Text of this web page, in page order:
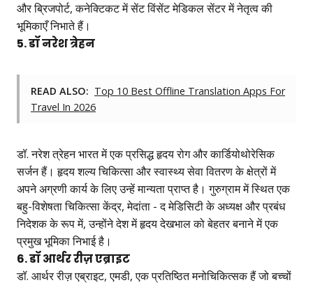
और ब्रिजपोर्ट, कनेक्टिकट में सेंट विंसेंट मेडिकल सेंटर में नेतृत्व की
भूमिकाएँ निभाते हैं।
5. डॉ नरेश त्रेहन
READ ALSO: Top 10 Best Offline Translation Apps For
Travel In 2026
डॉ. नरेश त्रेहन भारत में एक प्रसिद्ध हृदय रोग और कार्डियोथोरेसिक
सर्जन हैं। हृदय शल्य चिकित्सा और स्वास्थ्य सेवा वितरण के क्षेत्रों में
अपने अग्रणी कार्य के लिए उन्हें मान्यता प्राप्त है। गुरुग्राम में स्थित एक
बहु-विशेषता चिकित्सा केंद्र, मेदांता - द मेडिसिटी के अध्यक्ष और प्रबंध
निदेशक के रूप में, उन्होंने देश में हृदय देखभाल को बेहतर बनाने में एक
प्रमुख भूमिका निभाई है।
6. डॉ आर्थर रीज़ एब्राइट
डॉ. आर्थर रीज़ एब्राइट, एमडी, एक प्रतिष्ठित मनोचिकित्सक हैं जो बच्चों